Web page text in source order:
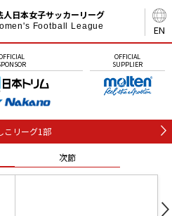
EN
人日本女子サッカーリーグ
Football League
OFFICIAL
SUPPLIER
こリーグ1部
次節